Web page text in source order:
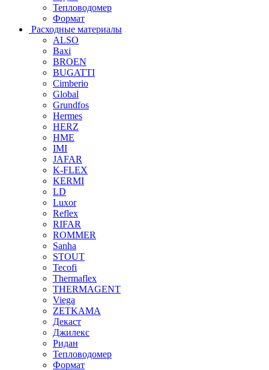
Тепловодомер
Формат
Расходные материалы
ALSO
Baxi
BROEN
BUGATTI
Cimberio
Global
Grundfos
Hermes
HERZ
HME
IMI
JAFAR
K-FLEX
KERMI
LD
Luxor
Reflex
RIFAR
ROMMER
Sanha
STOUT
Tecofi
Thermaflex
THERMAGENT
Viega
ZETKAMA
Декаст
Джилекс
Ридан
Тепловодомер
Формат